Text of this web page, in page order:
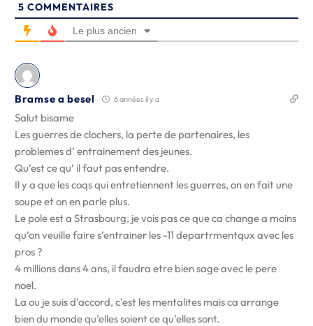
5 COMMENTAIRES
Le plus ancien
Bramse a besel 6 années il y a
Salut bisame
Les guerres de clochers, la perte de partenaires, les
problemes d’ entrainement des jeunes.
Qu’est ce qu’ il faut pas entendre.
Il y a que les coqs qui entretiennent les guerres, on en fait une
soupe et on en parle plus.
Le pole est a Strasbourg, je vois pas ce que ca change a moins
qu’on veuille faire s’entrainer les -11 departrmentqux avec les
pros ?
4 millions dans 4 ans, il faudra etre bien sage avec le pere
noel.
La ou je suis d’accord, c’est les mentalites mais ca arrange
bien du monde qu’elles soient ce qu’elles sont.